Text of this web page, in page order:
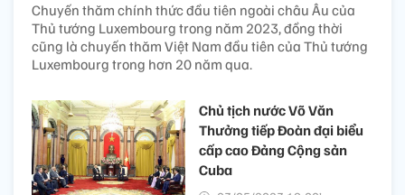
Chuyến thăm chính thức đầu tiên ngoài châu Âu của
Thủ tướng Luxembourg trong năm 2023, đồng thời
cũng là chuyến thăm Việt Nam đầu tiên của Thủ tướng
Luxembourg trong hơn 20 năm qua.
Chủ tịch nước Võ Văn
Thưởng tiếp Đoàn đại biểu
cấp cao Đảng Cộng sản
Cuba